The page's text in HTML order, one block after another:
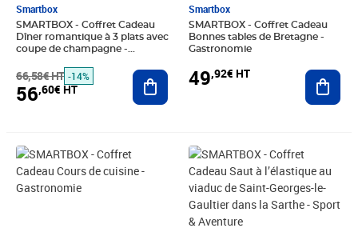
Smartbox
SMARTBOX - Coffret Cadeau
Dîner romantique à 3 plats avec
coupe de champagne -
66,58€ HT -14%
56,60€ HT
Ajouter au panier
Smartbox
SMARTBOX - Coffret Cadeau
Bonnes tables de Bretagne -
Gastronomie
49,92€ HT
Prix 49,92€ HT Prix barré 50,00€ HT
Prix 37,42€ HT